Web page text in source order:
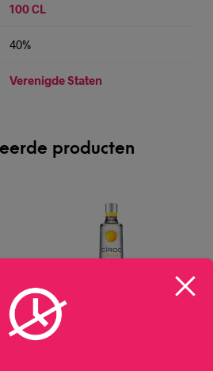
100 CL
40%
Verenigde Staten
producten